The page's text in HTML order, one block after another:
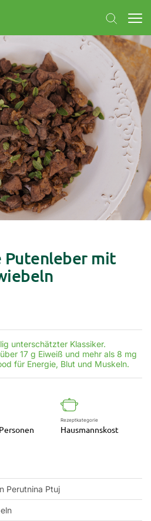
Putenleber mit
unterschätzter Klassiker.
17 g Eiweiß und mehr als 8 mg
für Energie, Blut und Muskeln.
Rezeptkategorie
Hausmannskost
Perutnina Ptuj